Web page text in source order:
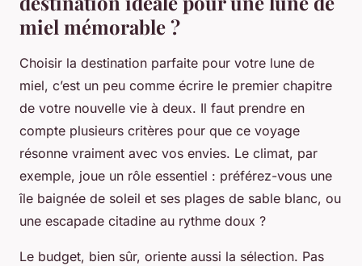
miel mémorable ?
Choisir la destination parfaite pour votre lune de
miel, c’est un peu comme écrire le premier chapitre
de votre nouvelle vie à deux. Il faut prendre en
compte plusieurs critères pour que ce voyage
résonne vraiment avec vos envies. Le climat, par
exemple, joue un rôle essentiel : préférez-vous une
île baignée de soleil et ses plages de sable blanc, ou
une escapade citadine au rythme doux ?
Le budget, bien sûr, oriente aussi la sélection. Pas